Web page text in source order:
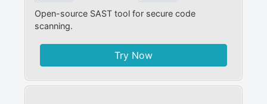
Open-source SAST tool for secure code
scanning.
Try Now